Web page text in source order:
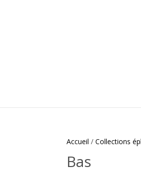
Accueil /Collections
Bas